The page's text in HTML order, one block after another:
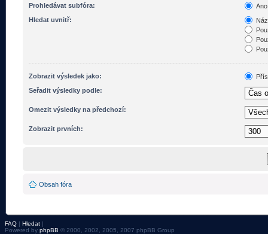
Prohledávat subfóra:
Ano
Hledat uvnitř:
Zobrazit výsledek jako:
Seřadit výsledky podle:
Omezit výsledky na předchozí:
Zobrazit prvních:
Obsah fóra
FAQ | Hledat |
Powered by phpBB © 2000, 2002, 2005, 2007 phpBB Group